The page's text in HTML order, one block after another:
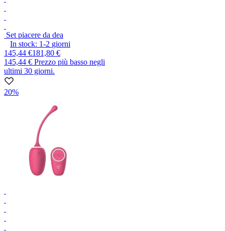
Set piacere da dea
In stock: 1-2 giorni
145,44 €181,80 €
145,44 € Prezzo più basso negli
ultimi 30 giorni.
20%